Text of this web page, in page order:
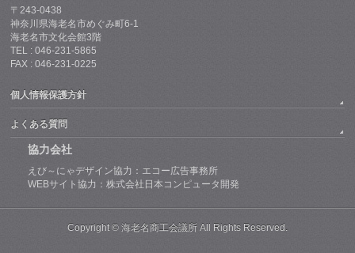
〒243-0438
神奈川県海老名市めぐみ町6-1
海老名市文化会館3階
TEL : 046-231-5865
FAX : 046-231-0225
個人情報保護方針
よくある質問
協力会社
えび～にゃデザイン協力：エコー広告事務所
WEBサイト協力：株式会社日本コンピュータ開発
Copyright © 海老名商工会議所 All Rights Reserved.